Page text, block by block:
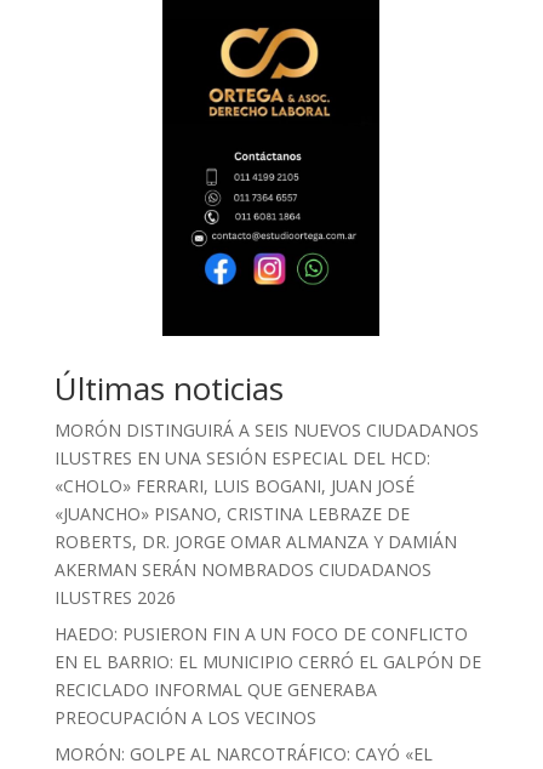
Últimas noticias
MORÓN DISTINGUIRÁ A SEIS NUEVOS CIUDADANOS
ILUSTRES EN UNA SESIÓN ESPECIAL DEL HCD:
«CHOLO» FERRARI, LUIS BOGANI, JUAN JOSÉ
«JUANCHO» PISANO, CRISTINA LEBRAZE DE
ROBERTS, DR. JORGE OMAR ALMANZA Y DAMIÁN
AKERMAN SERÁN NOMBRADOS CIUDADANOS
ILUSTRES 2026
HAEDO: PUSIERON FIN A UN FOCO DE CONFLICTO
EN EL BARRIO: EL MUNICIPIO CERRÓ EL GALPÓN DE
RECICLADO INFORMAL QUE GENERABA
PREOCUPACIÓN A LOS VECINOS
MORÓN: GOLPE AL NARCOTRÁFICO: CAYÓ «EL